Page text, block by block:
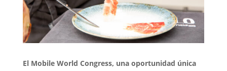
El Mobile World Congress, una oportunidad única